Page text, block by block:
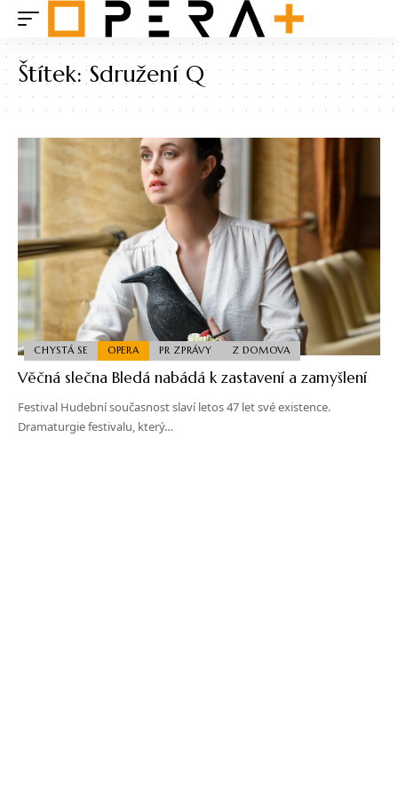
Štítek:Sdružení Q
CHYSTÁ SE OPERA PR ZPRÁVY Z DOMOVA
Věčná slečna Bledá nabádá k zastavení a zamyšlení
Festival Hudební současnost slaví letos 47 let své existence.
Dramaturgie festivalu, který…